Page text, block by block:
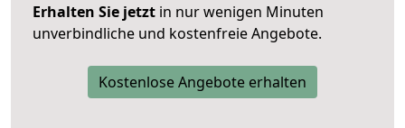
Erhalten Sie jetzt in nur wenigen Minuten
unverbindliche und kostenfreie Angebote.
Kostenlose Angebote erhalten